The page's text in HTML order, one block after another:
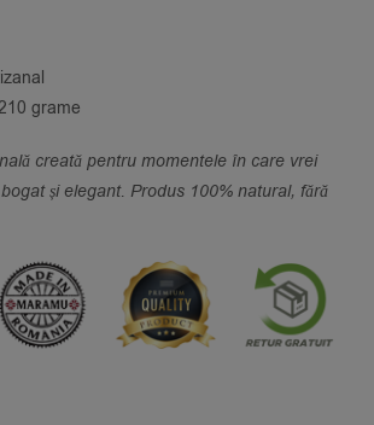
grame
creată pentru momentele în care vrei
și elegant. Produs 100% natural, fără